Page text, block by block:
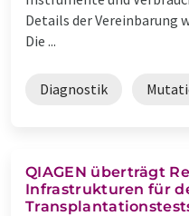
Details der Vereinbarung
Die ...
Diagnostik
QIAGEN überträgt
Infrastrukturen für